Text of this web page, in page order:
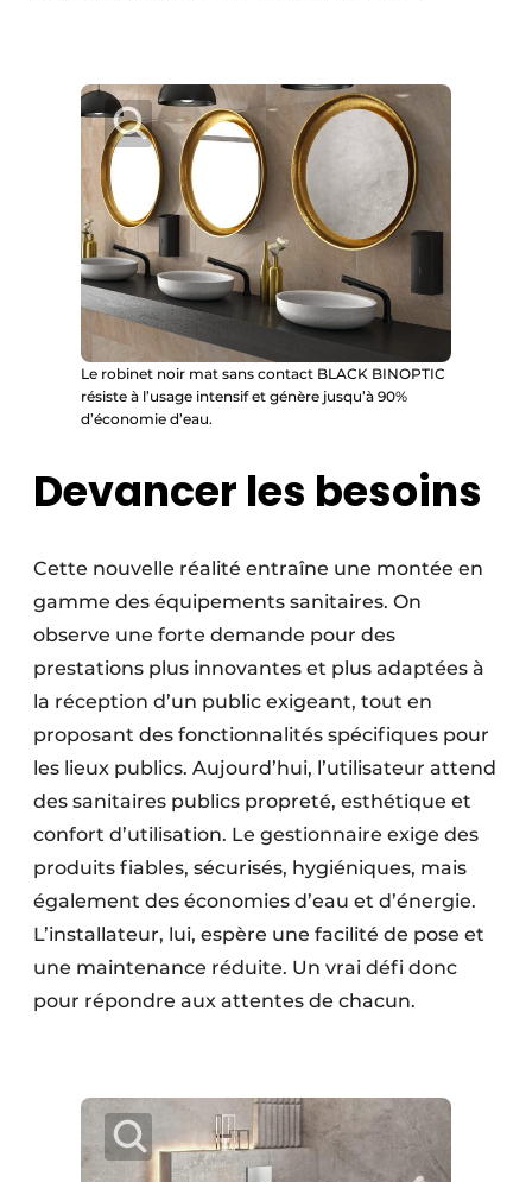
Le robinet noir mat sans contact BLACK BINOPTIC
résiste à l’usage intensif et génère jusqu’à 90%
d’économie d’eau.
Devancer les besoins
Cette nouvelle réalité entraîne une montée en
gamme des équipements sanitaires. On
observe une forte demande pour des
prestations plus innovantes et plus adaptées à
la réception d’un public exigeant, tout en
proposant des fonctionnalités spécifiques pour
les lieux publics. Aujourd’hui, l’utilisateur attend
des sanitaires publics propreté, esthétique et
confort d’utilisation. Le gestionnaire exige des
produits fiables, sécurisés, hygiéniques, mais
également des économies d’eau et d’énergie.
L’installateur, lui, espère une facilité de pose et
une maintenance réduite. Un vrai défi donc
pour répondre aux attentes de chacun.